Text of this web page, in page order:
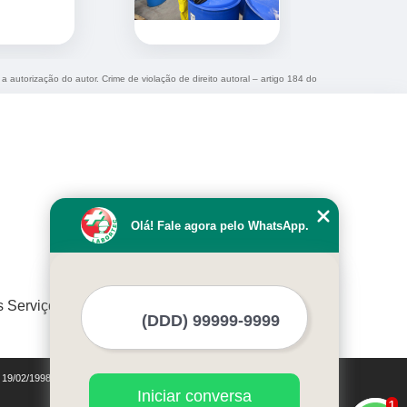
autorização do autor. Crime de violação de direito autoral – artigo 184 do
Serviços
02/1998)
Olá! Fale agora pelo WhatsApp.
Iniciar conversa